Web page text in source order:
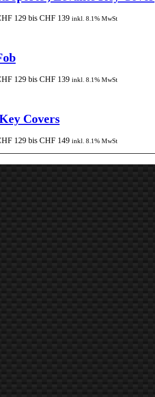
129 bis CHF 139 inkl. 8.1% MwSt
129 bis CHF 139 inkl. 8.1% MwSt
Covers
129 bis CHF 149 inkl. 8.1% MwSt